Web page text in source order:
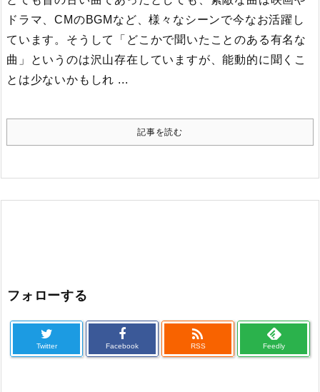
ドラマ、CMのBGMなど、様々なシーンで今なお活躍し
ています。 そうして「どこかで聞いたことのある有名な
曲」というのは沢山存在していますが、能動的に聞くこ
とは少ないかもしれ ...
記事を読む
フォローする
Twitter Facebook

RSS Feedly